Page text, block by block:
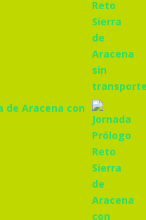
de Aracena con